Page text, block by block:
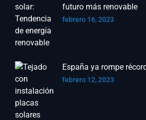
futuro más renovable
febrero 16, 2023
España ya rompe
febrero 12, 2023